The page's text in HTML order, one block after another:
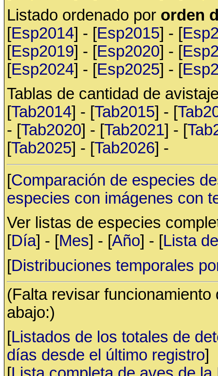
Listado ordenado por orden
[Esp2014] - [Esp2015] - [
[Esp2019] - [Esp2020] - [
[Esp2024] - [Esp2025] - [
Tablas de cantidad de
[Tab2014] - [Tab2015] - [
- [Tab2020] - [Tab2021] - [
[Tab2025] - [Tab2026] -
[Comparación de especies
especies con imágenes con
Ver listas de especies
[Día] - [Mes] - [Año] - [Lista
[Distribuciones temporales
(Falta revisar
abajo:)
[Listados de los totales de
días desde el último registro]